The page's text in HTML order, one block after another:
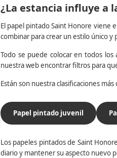
¿La estancia influye a
El papel pintado Saint Honore viene
combinar para crear un estilo único y
Todo se puede colocar en todos
nuestra web encontrar filtros para
Están son nuestra clasificaciones más
Papel pintado juvenil
Los papeles pintados de Saint
diario y mantener su aspecto nuevo